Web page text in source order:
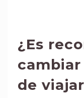
¿Es
de